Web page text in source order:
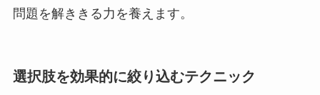
問題を解ききる力を養えます。
選択肢を効果的に絞り込むテクニック